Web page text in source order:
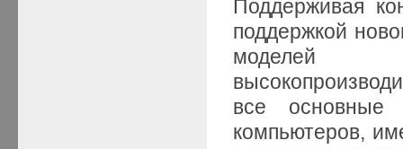
Поддерживая
поддержкой
моделей
все основные
компьютеров,